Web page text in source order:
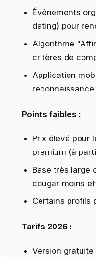
Événements
dating) pour
Algorithme
critères de
Application
Points faibles :
Prix élevé pour
premium (à
Base très large
cougar moins
Certains profils
Tarifs 2026 :
Version gratuite